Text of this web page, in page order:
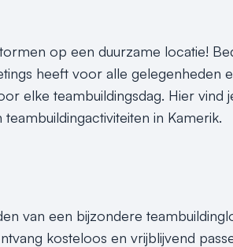
op een duurzame locatie!
heeft voor alle gelegenheden
elke teambuildingsdag. Hier vind
in Kamerik.
van een bijzondere
kosteloos en vrijblijvend